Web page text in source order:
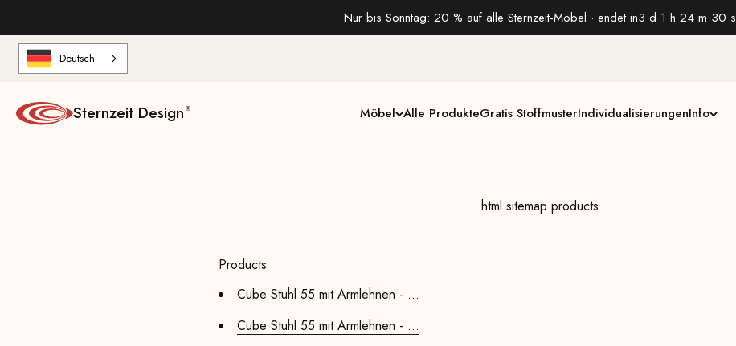
Nur bis Sonntag: 20 % auf alle Sternzeit-Möbel · endet in3 d 1 h 24 m 29 s
Deutsch
Möbel Alle ProdukteGratis StoffmusterIndividualisierungenInfo
Sternzeit Design
html sitemap products
Products
Cube Stuhl 55 mit Armlehnen - ...
Cube Stuhl 55 mit Armlehnen - ...